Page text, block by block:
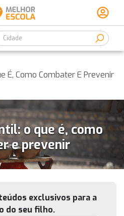
É, Como Combater E Prevenir
o que é, como
e prevenir
exclusivos para a
do seu filho.